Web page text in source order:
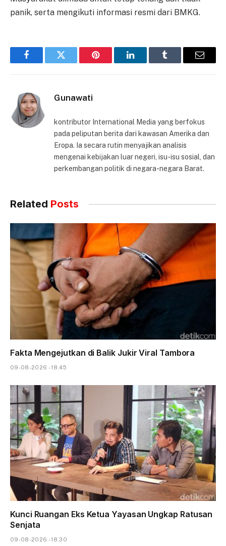
panik, serta mengikuti informasi resmi dari BMKG.
FacebookTwitter Pinterest LinkedInTumblr Email
Gunawati
kontributor International Media yang berfokus
pada peliputan berita dari kawasan Amerika dan
Eropa. Ia secara rutin menyajikan analisis
mengenai kebijakan luar negeri, isu-isu sosial, dan
perkembangan politik di negara-negara Barat.
Related Posts
Fakta Mengejutkan di Balik Jukir Viral Tambora
09-08-2026 - 18.45
Kunci Ruangan Eks Ketua Yayasan Ungkap Ratusan
Senjata
09-08-2026 - 18.30